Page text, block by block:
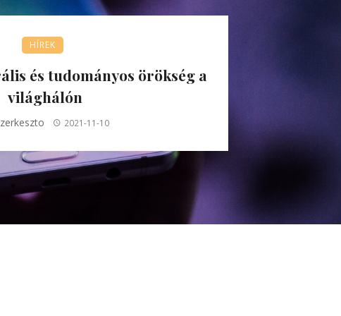
HÍREK
és tudományos örökség a
világhálón
2021-11-10